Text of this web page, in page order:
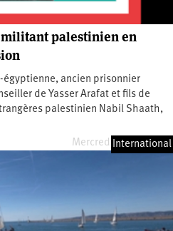
militant palestinien en
ancien prisonnier
de Yasser Arafat et fils de
palestinien Nabil Shaath,
Mercredi 20 mai 2026
International